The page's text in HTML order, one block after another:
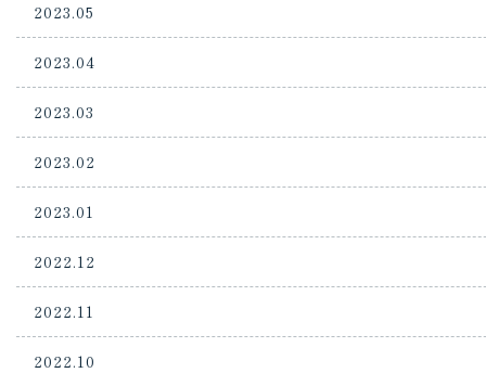
2023.05
2023.04
2023.03
2023.02
2023.01
2022.12
2022.11
2022.10